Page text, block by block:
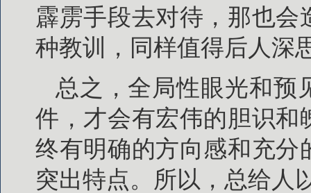
霹雳手段去对待，那也
种教训，同样值得后人深
总之，全局性眼光和预
件，才会有宏伟的胆识和
终有明确的方向感和充分
突出特点。所以，总给人